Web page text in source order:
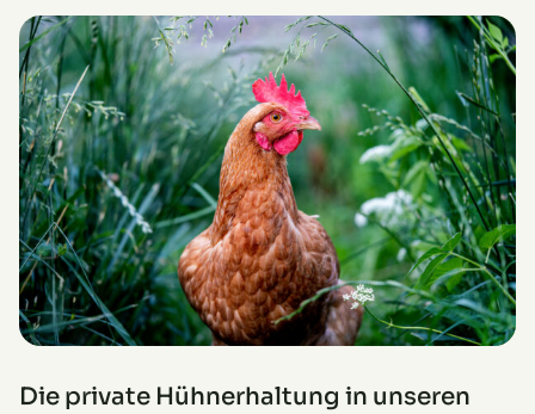
Die private Hühnerhaltung in unseren